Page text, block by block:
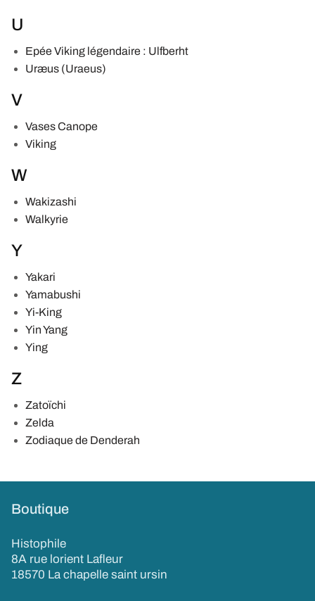
U
Epée Viking légendaire : Ulfberht
Uræus (Uraeus)
V
Vases Canope
Viking
W
Wakizashi
Walkyrie
Y
Yakari
Yamabushi
Yi-King
Yin Yang
Ying
Z
Zatoïchi
Zelda
Zodiaque de Denderah
Boutique
Histophile
8A rue lorient Lafleur
18570 La chapelle saint ursin